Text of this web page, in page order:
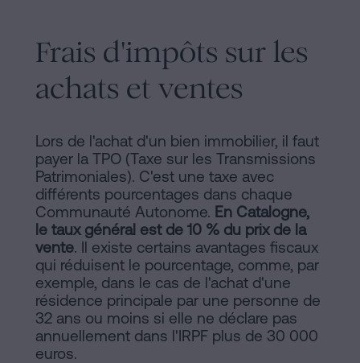
Frais d'impôts sur les
achats et ventes
Lors de l'achat d'un bien immobilier, il faut
payer la TPO (Taxe sur les Transmissions
Patrimoniales). C'est une taxe avec
différents pourcentages dans chaque
Communauté Autonome. En Catalogne,
le taux général est de 10 % du prix de la
vente. Il existe certains avantages fiscaux
qui réduisent le pourcentage, comme, par
exemple, dans le cas de l'achat d'une
résidence principale par une personne de
32 ans ou moins si elle ne déclare pas
annuellement dans l'IRPF plus de 30 000
euros.